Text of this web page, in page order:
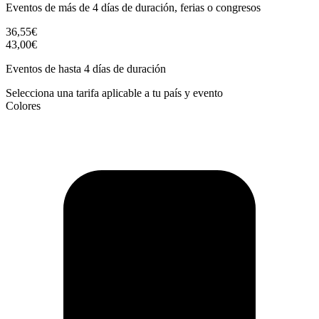
Eventos de más de 4 días de duración, ferias o congresos
36,55€
43,00€
Eventos de hasta 4 días de duración
Selecciona una tarifa aplicable a tu país y evento
Colores